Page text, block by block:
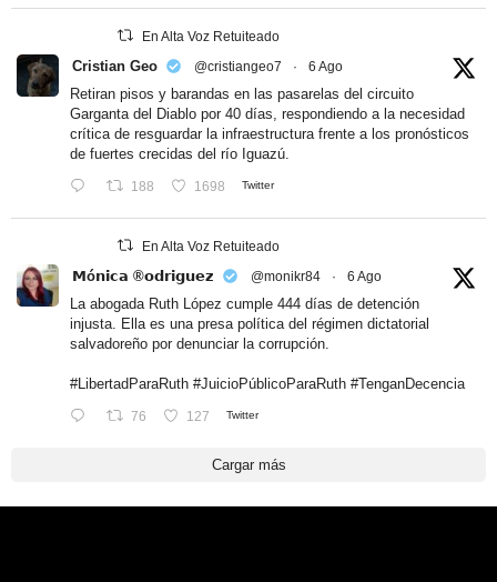
En Alta Voz Retuiteado
Cristian Geo @cristiangeo7 · 6 Ago
Retiran pisos y barandas en las pasarelas del circuito
Garganta del Diablo por 40 días, respondiendo a la necesidad
crítica de resguardar la infraestructura frente a los pronósticos
de fuertes crecidas del río Iguazú.
188 1698 Twitter
En Alta Voz Retuiteado
𝗠ó𝗻𝗶𝗰𝗮 ®𝗼𝗱𝗿𝗶𝗴𝘂𝗲𝘇 @monikr84 · 6 Ago
La abogada Ruth López cumple 444 días de detención
injusta. Ella es una presa política del régimen dictatorial
salvadoreño por denunciar la corrupción.
#LibertadParaRuth #JuicioPúblicoParaRuth #TenganDecencia
76 127 Twitter
Cargar más